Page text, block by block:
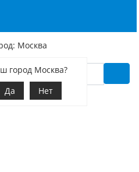
Москва
город Москва?
Да
Нет